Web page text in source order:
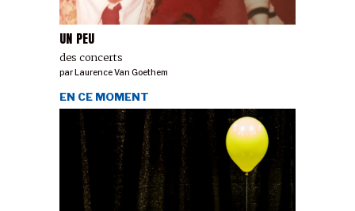
UN PEU
des concerts
parLaurence Van Goethem
EN CE MOMENT